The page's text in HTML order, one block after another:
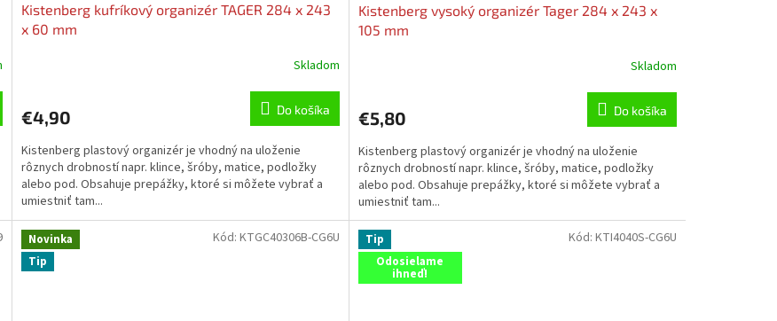
Kistenberg kufríkový organizér TAGER 284 x 243
x 60 mm
Skladom
€4,90 Do košíka
Kistenberg plastový organizér je vhodný na uloženie
rôznych drobností napr. klince, šróby, matice, podložky
alebo pod. Obsahuje prepážky, ktoré si môžete vybrať a
umiestniť tam...
Kistenberg vysoký organizér Tager 284 x 243 x
105 mm
Skladom
€5,80 Do košíka
Kistenberg plastový organizér je vhodný na uloženie
rôznych drobností napr. klince, šróby, matice, podložky
alebo pod. Obsahuje prepážky, ktoré si môžete vybrať a
umiestniť tam...
Novinka
Tip
Kód: KTGC40306B-CG6U
Tip
Odosielame
ihneď!
Kód: KTI4040S-CG6U